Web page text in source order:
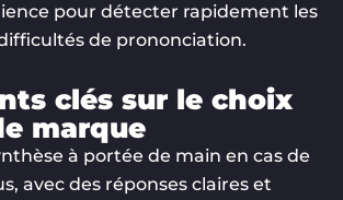
pour détecter rapidement les
de prononciation.
clés sur le choix
marque
à portée de main en cas de
avec des réponses claires et